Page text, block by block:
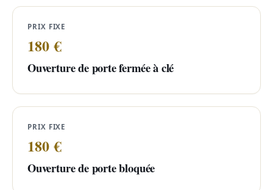
PRIX FIXE
180 €
Ouverture de porte fermée à clé
PRIX FIXE
180 €
Ouverture de porte bloquée